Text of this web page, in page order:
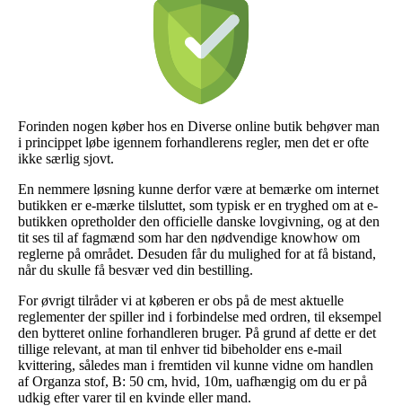
Forinden nogen køber hos en Diverse online butik behøver man
i princippet løbe igennem forhandlerens regler, men det er ofte
ikke særlig sjovt.
En nemmere løsning kunne derfor være at bemærke om internet
butikken er e-mærke tilsluttet, som typisk er en tryghed om at e-
butikken opretholder den officielle danske lovgivning, og at den
tit ses til af fagmænd som har den nødvendige knowhow om
reglerne på området. Desuden får du mulighed for at få bistand,
når du skulle få besvær ved din bestilling.
For øvrigt tilråder vi at køberen er obs på de mest aktuelle
reglementer der spiller ind i forbindelse med ordren, til eksempel
den bytteret online forhandleren bruger. På grund af dette er det
tillige relevant, at man til enhver tid bibeholder ens e-mail
kvittering, således man i fremtiden vil kunne vidne om handlen
af Organza stof, B: 50 cm, hvid, 10m, uafhængig om du er på
udkig efter varer til en kvinde eller mand.